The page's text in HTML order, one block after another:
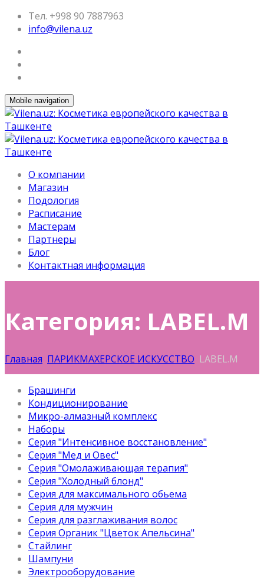
Тел. +998 90 7887963
info@vilena.uz
Mobile navigation
О компании
Магазин
Подология
Расписание
Мастерам
Партнеры
Блог
Контактная информация
Категория: LABEL.M
Главная ПАРИКМАХЕРСКОЕ ИСКУССТВО LABEL.M
Брашинги
Кондиционирование
Микро-алмазный комплекс
Наборы
Серия "Интенсивное восстановление"
Серия "Мед и Овес"
Серия "Омолаживающая терапия"
Серия "Холодный блонд"
Серия для максимального обьема
Серия для мужчин
Серия для разглаживания волос
Серия Органик "Цветок Апельсина"
Стайлинг
Шампуни
Электрооборудование